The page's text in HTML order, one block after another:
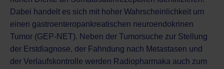
Dabei handelt es sich mit hoher Wahrscheinlichkeit um
einen gastroenteropankreatischen neuroendokrinen
Tumor (GEP-NET). Neben der Tumorsuche zur Stellung
der Erstdiagnose, der Fahndung nach Metastasen und
der Verlaufskontrolle werden Radiopharmaka auch zum